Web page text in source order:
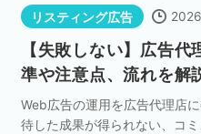
リスティング広告
【失敗しない】広告
準や注意点、流れを解
Web広告の運用を広告代理店
待した成果が得られない、コ